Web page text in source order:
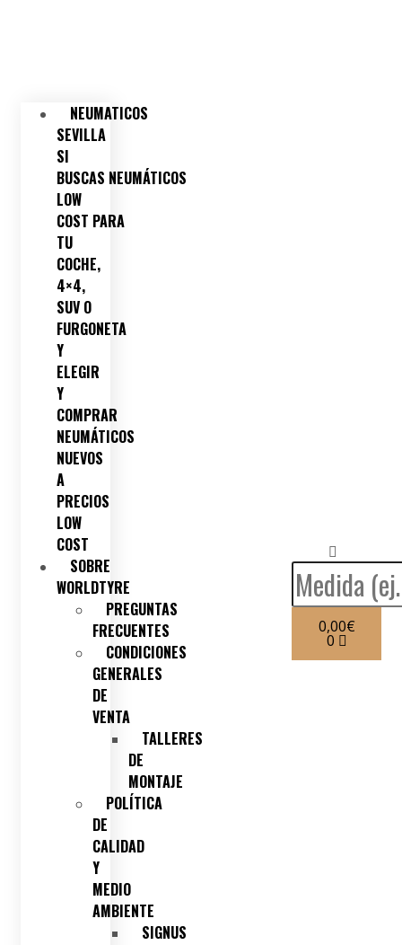
NEUMATICOS
SEVILLA
SI
BUSCAS NEUMÁTICOS
LOW
COST PARA
TU
COCHE,
4×4,
SUV O
FURGONETA
Y
ELEGIR
Y
COMPRAR
NEUMÁTICOS
NUEVOS
A
PRECIOS
LOW
COST
SOBRE
WORLDTYRE
PREGUNTAS
FRECUENTES
CONDICIONES
GENERALES
DE
VENTA
TALLERES
DE
MONTAJE
POLÍTICA
DE
CALIDAD
Y
MEDIO
AMBIENTE
SIGNUS
0,00€
0